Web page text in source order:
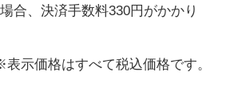
合、決済手数料330円がかかり
表示価格はすべて税込価格です。